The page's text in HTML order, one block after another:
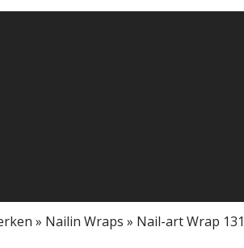
» Nailin Wraps » Nail-art Wrap 131